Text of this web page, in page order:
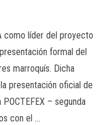
como líder del proyecto
formal del
marroquís. Dicha
presentación oficial de
– segunda
con el …